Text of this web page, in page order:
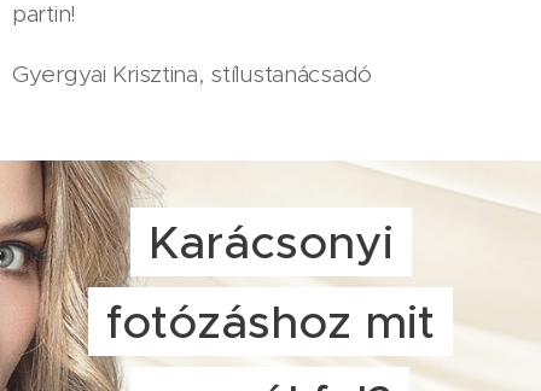
partin!
Gyergyai Krisztina, stílustanácsadó
Karácsonyi
fotózáshoz mit